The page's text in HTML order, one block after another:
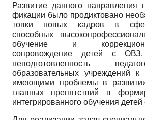
Развитие данного
фикации было продиктовано
товки новых кадров в
способных
обучение и коррекционно-
сопровождение детей с
неподготовленность
образовательных учреждений
имеющими проблемы в
глав­ных препятствий в
интегри­рованного обучения